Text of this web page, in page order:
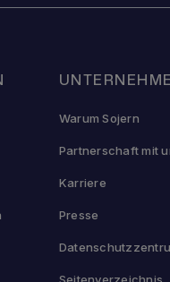
Warum Sojern
Partnerschaft mit
Karriere
Presse